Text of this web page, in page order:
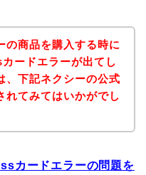
の商品を購入する時に
ードエラーが出てし
、下記ネクシーの公式
れてみてはいかがでし
カードエラーの問題を